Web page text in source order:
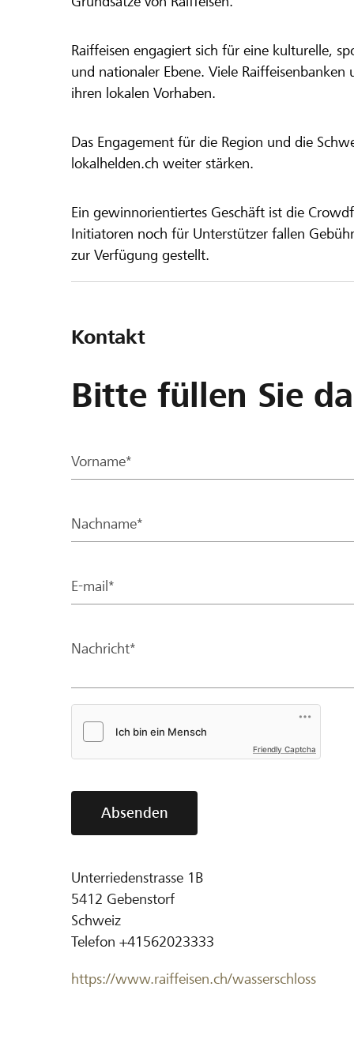
Raiffeisen engagiert sich für eine kulturelle,
und nationaler Ebene. Viele
ihren lokalen Vorhaben.
Das Engagement für die Region und die
lokalhelden.ch weiter stärken.
Ein gewinnorientiertes Geschäft ist die
Initiatoren noch für Unterstützer fallen
zur Verfügung gestellt.
Kontakt
Bitte füllen Sie
Vorname*
Nachname*
E-mail*
Nachricht*
Friendly Captcha
Absenden
Unterriedenstrasse 1B
5412 Gebenstorf
Schweiz
Telefon +41562023333
https://www.raiffeisen.ch/wasserschloss